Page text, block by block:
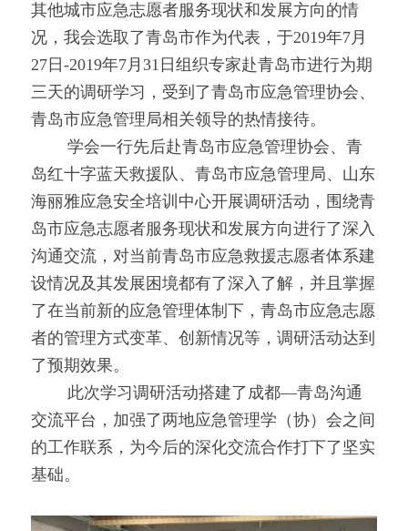
其他城市应急志愿者服务现状和发展方向的情
况，我会选取了青岛市作为代表，于2019年7月
27日-2019年7月31日组织专家赴青岛市进行为期
三天的调研学习，受到了青岛市应急管理协会、
青岛市应急管理局相关领导的热情接待。
岛红十字蓝天救援队、青岛市应急管理局、山东
海丽雅应急安全培训中心开展调研活动，围绕青
岛市应急志愿者服务现状和发展方向进行了深入
沟通交流，对当前青岛市应急救援志愿者体系建
设情况及其发展困境都有了深入了解，并且掌握
了在当前新的应急管理体制下，青岛市应急志愿
者的管理方式变革、创新情况等，调研活动达到
了预期效果。
交流平台，加强了两地应急管理学（协）会之间
的工作联系，为今后的深化交流合作打下了坚实
基础。